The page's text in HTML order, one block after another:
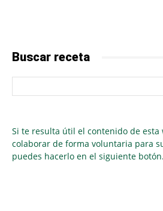
Buscar receta
Si te resulta útil el contenido de esta
colaborar de forma voluntaria para
puedes hacerlo en el siguiente